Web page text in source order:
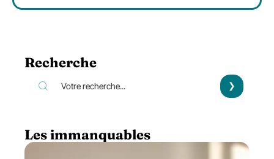
Recherche
Les immanquables